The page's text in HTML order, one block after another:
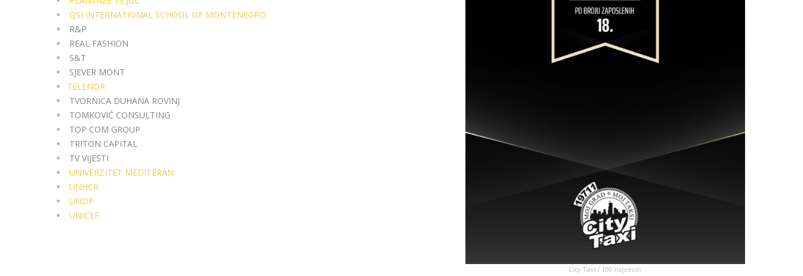
City Taxi / 100 najvecih
QSI INTERNATIONAL SCHOOL OF MONTENEGRO
R&P
REAL FASHION
S&T
SJEVER MONT
TELENOR
TVORNICA DUHANA ROVINJ
TOMKOVIĆ CONSULTING
TOP COM GROUP
TRITON CAPITAL
TV VIJESTI
UNIVERZITET MEDITERAN
UNHCR
UNDP
UNICEF